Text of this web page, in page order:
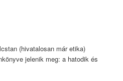
(hivatalosan már etika)
jelenik meg: a hatodik és